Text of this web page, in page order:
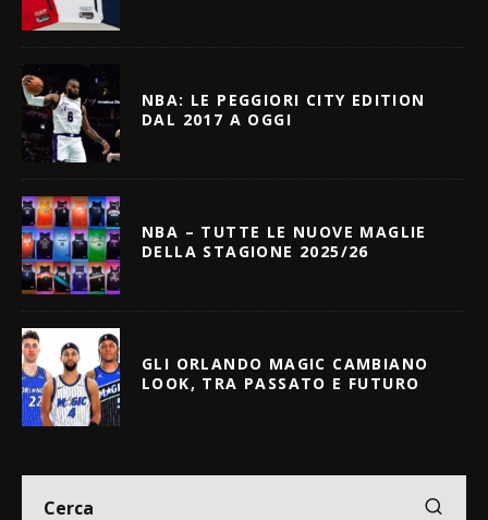
NBA: LE PEGGIORI CITY EDITION
DAL 2017 A OGGI
NBA – TUTTE LE NUOVE MAGLIE
DELLA STAGIONE 2025/26
GLI ORLANDO MAGIC CAMBIANO
LOOK, TRA PASSATO E FUTURO